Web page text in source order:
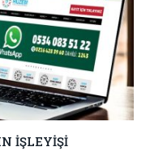
İŞLEYİŞİ